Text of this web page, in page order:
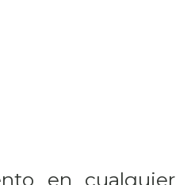
en cualquier